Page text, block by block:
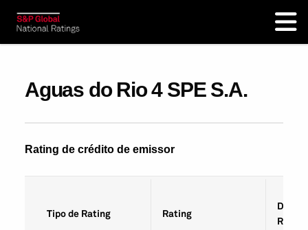
Aguas do Rio 4 SPE S.A.
Rating de crédito de emissor
Tipo de Rating Rating
Data
Rating